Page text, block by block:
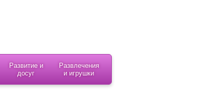
Развитие и
досуг
Развлечения
и игрушки